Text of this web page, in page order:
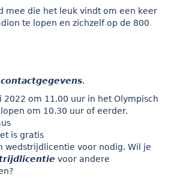
mee die het leuk vindt om een keer
te lopen en zichzelf op de 800
.
2022 om 11.00 uur in het Olympisch
om 10.30 uur of eerder.
is gratis
wedstrijdlicentie voor nodig. Wil je
voor andere